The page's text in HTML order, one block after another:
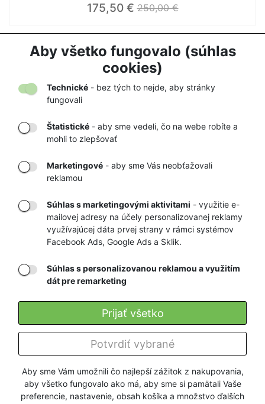
Aby všetko fungovalo (súhlas
cookies)
Aby sme Vám umožnili čo najlepší zážitok z nakupovania,
aby všetko fungovalo ako má, aby sme si pamätali Vaše
preferencie, nastavenie, obsah košíka a množstvo ďalších
Technické - bez tých to nejde, aby stránky
fungovali
Štatistické - aby sme vedeli, čo na webe robíte a
mohli to zlepšovať
Marketingové - aby sme Vás neobťažovali
reklamou
Súhlas s marketingovými aktivitami - využitie e-
mailovej adresy na účely personalizovanej reklamy
využívajúcej dáta prvej strany v rámci systémov
Facebook Ads, Google Ads a Sklik.
Súhlas s personalizovanou reklamou a využitím
dát pre remarketing
Potvrdiť vybrané
Prijať všetko
175,50 € 250,00 €
1 2 ...
Načítať ďalej
TOVARU AŽ K
VÁM DOMOV
OBCHOD
RÝCHLE
DORUČENIE
GARANCIA
NAJNIŽŠÍCH CIEN
Firmy a organizácie